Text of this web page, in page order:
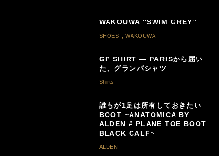
WAKOUWA “SWIM GREY”
SHOES ,WAKOUWA
GP SHIRT — PARISから届い
た、グランパシャツ
Shirts
誰もが1足は所有しておきたい
BOOT ~ANATOMICA BY
ALDEN # PLANE TOE BOOT
BLACK CALF~
ALDEN